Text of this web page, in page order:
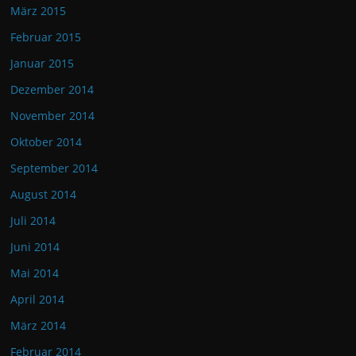
März 2015
Februar 2015
Januar 2015
Dezember 2014
November 2014
Oktober 2014
September 2014
August 2014
Juli 2014
Juni 2014
Mai 2014
April 2014
März 2014
Februar 2014